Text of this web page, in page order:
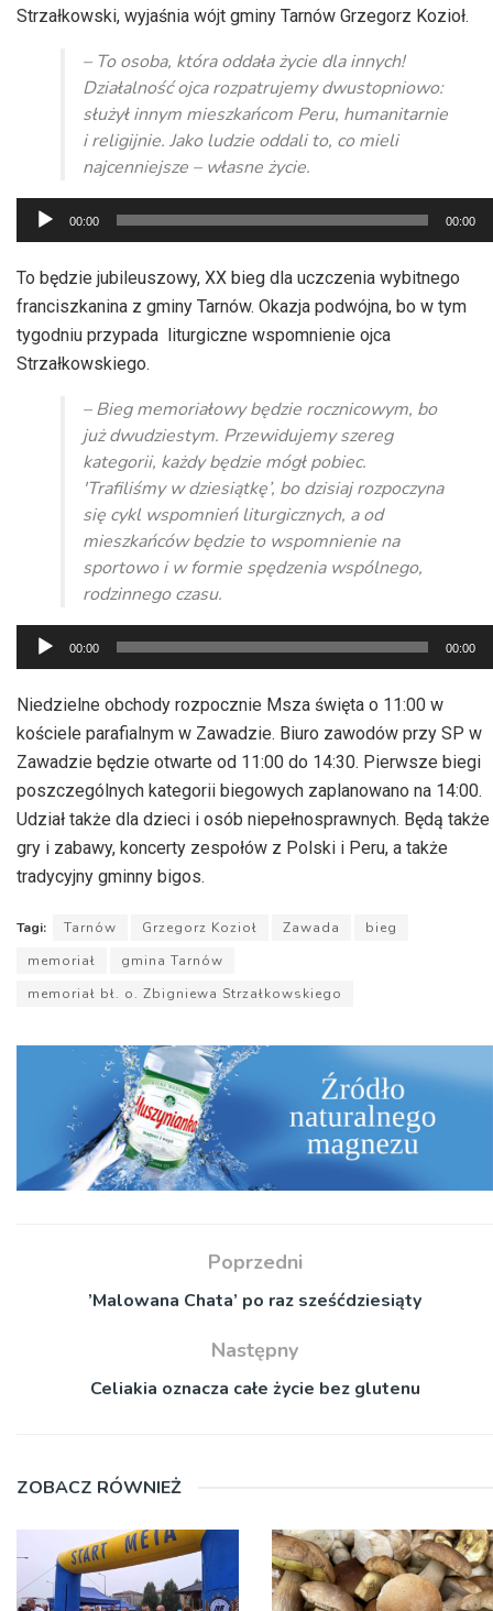
Strzałkowski, wyjaśnia wójt gminy Tarnów Grzegorz Kozioł.
– To osoba, która oddała życie dla innych!
Działalność ojca rozpatrujemy dwustopniowo:
służył innym mieszkańcom Peru, humanitarnie
i religijnie. Jako ludzie oddali to, co mieli
najcenniejsze – własne życie.
Odtwarzacz
plików
dźwiękowych
00:00 00:00
To będzie jubileuszowy, XX bieg dla uczczenia wybitnego
franciszkanina z gminy Tarnów. Okazja podwójna, bo w tym
tygodniu przypada liturgiczne wspomnienie ojca
Strzałkowskiego.
– Bieg memoriałowy będzie rocznicowym, bo
już dwudziestym. Przewidujemy szereg
kategorii, każdy będzie mógł pobiec.
'Trafiliśmy w dziesiątkę’, bo dzisiaj rozpoczyna
się cykl wspomnień liturgicznych, a od
mieszkańców będzie to wspomnienie na
sportowo i w formie spędzenia wspólnego,
rodzinnego czasu.
Odtwarzacz
plików
dźwiękowych
00:00 00:00
Niedzielne obchody rozpocznie Msza święta o 11:00 w
kościele parafialnym w Zawadzie. Biuro zawodów przy SP w
Zawadzie będzie otwarte od 11:00 do 14:30. Pierwsze biegi
poszczególnych kategorii biegowych zaplanowano na 14:00.
Udział także dla dzieci i osób niepełnosprawnych. Będą także
gry i zabawy, koncerty zespołów z Polski i Peru, a także
tradycyjny gminny bigos.
Tagi: Tarnów Grzegorz Kozioł Zawada
bieg
memoriał
gmina Tarnów
memoriał bł. o. Zbigniewa Strzałkowskiego
Poprzedni
’Malowana Chata’ po raz sześćdziesiąty
Następny
Celiakia oznacza całe życie bez glutenu
ZOBACZ RÓWNIEŻ